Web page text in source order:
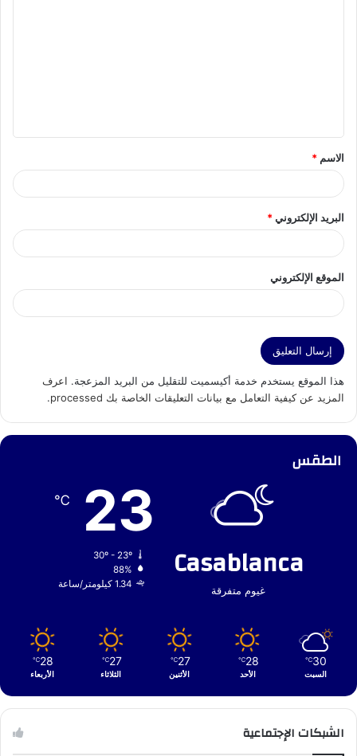
ق
*
الاسم *
البريد الإلكتروني*
الموقع الإلكتروني
هذا الموقع يستخدم خدمة أكيسميت للتقليل من البريد المزعجة. اعرف
المزيد عن كيفية التعامل مع بيانات التعليقات الخاصة بك processed
.
الطقس
Casablanca
غيوم متفرقة
23
℃
30º - 23º
88%
1.34 كيلومتر/ساعة
30
℃
السبت
28
℃
الأحد
27
℃
الأثنين
27
℃
الثلاثاء
28
℃
الأربعاء
الشبكات الإجتماعية